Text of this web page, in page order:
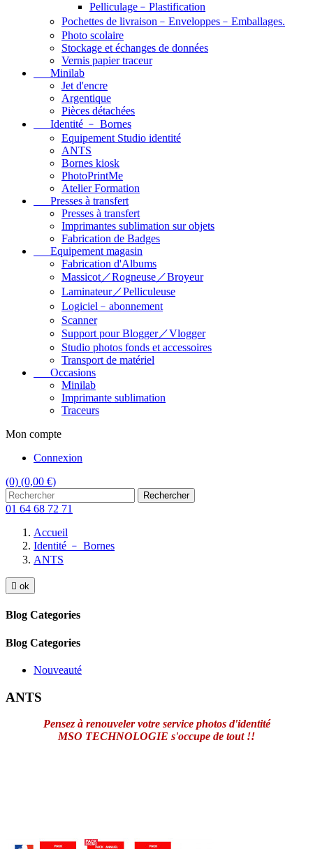
Pelliculage﹣Plastification
Pochettes de livraison﹣Enveloppes﹣Emballages.
Photo scolaire
Stockage et échanges de données
Vernis papier traceur
Minilab
Jet d'encre
Argentique
Pièces détachées
Identité ﹣ Bornes
Equipement Studio identité
ANTS
Bornes kiosk
PhotoPrintMe
Atelier Formation
Presses à transfert
Presses à transfert
Imprimantes sublimation sur objets
Fabrication de Badges
Equipement magasin
Fabrication d'Albums
Massicot／Rogneuse／Broyeur
Laminateur／Pelliculeuse
Logiciel﹣abonnement
Scanner
Support pour Blogger／Vlogger
Studio photos fonds et accessoires
Transport de matériel
Occasions
Minilab
Imprimante sublimation
Traceurs
Mon compte
Connexion
(0) (0,00 €)
Rechercher
01 64 68 72 71
Accueil
Identité ﹣ Bornes
ANTS
 ok
Blog Categories
Blog Categories
Nouveauté
ANTS
Pensez à renouveler votre service photos d'identité
MSO TECHNOLOGIE s'occupe de tout !!